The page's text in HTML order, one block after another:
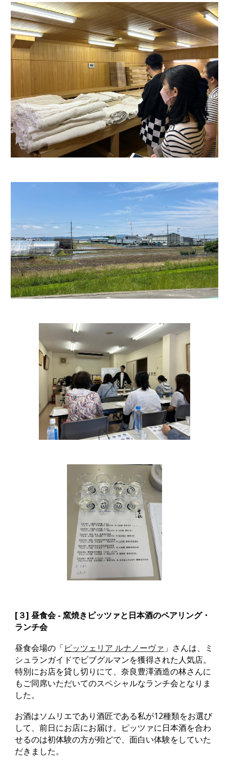
[３] 昼食会 - 窯焼きピッツァと日本酒のペアリング・
ランチ会
昼食会場の「ピッツェリア ルナノーヴァ 」さんは、ミ
シュランガイドでビブグルマンを獲得された人気店。
特別にお店を貸し切りにて、奈良豊澤酒造の林さんに
もご同席いただいてのスペシャルなランチ会となりま
した。
お酒はソムリエであり酒匠である私が12種類をお選び
して、前日にお店にお届け。ピッツァに日本酒を合わ
せるのは初体験の方が殆どで、面白い体験をしていた
だきました。